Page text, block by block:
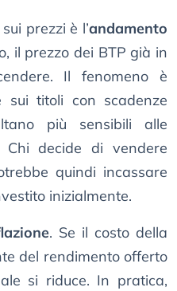
prezzi è l’andamento
il prezzo dei BTP già in
Il fenomeno è
sui titoli con scadenze
più sensibili alle
Chi decide di vendere
quindi incassare
inizialmente.
. Se il costo della
del rendimento offerto
si riduce. In pratica,